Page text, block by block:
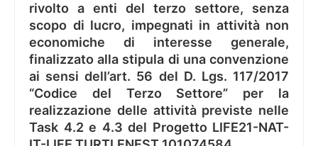
rivolto a enti del terzo settore, senza
scopo di lucro, impegnati in attività non
economiche di interesse generale,
finalizzato alla stipula di una convenzione
ai sensi dell’art. 56 del D. Lgs. 117/2017
“Codice del Terzo Settore” per la
realizzazione delle attività previste nelle
Task 4.2 e 4.3 del Progetto LIFE21-NAT-